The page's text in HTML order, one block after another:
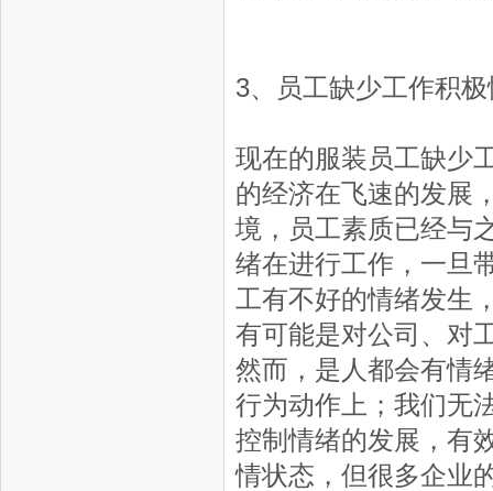
3、员工缺少工作积
现在的服装员工缺少
的经济在飞速的发展
境，员工素质已经与
绪在进行工作，一旦
工有不好的情绪发生
有可能是对公司、对
然而，是人都会有情
行为动作上；我们无
控制情绪的发展，有
情状态，但很多企业